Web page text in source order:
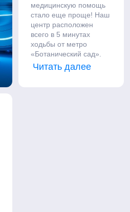
медицинскую помощь
стало еще проще! Наш
центр расположен
всего в 5 минутах
ходьбы от метро
«Ботанический сад».
Читать далее